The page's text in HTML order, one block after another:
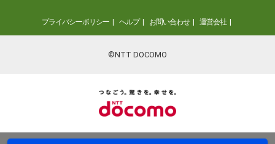
プライバシーポリシー ヘルプ お問い合わせ 運営会社
©NTT DOCOMO